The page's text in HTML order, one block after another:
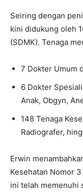
Seiring dengan
kini didukung oleh
(SDMK). Tenaga
7 Dokter Umum
6 Dokter
Anak, Obgyn,
148 Tenaga
Radiografer,
Erwin
Kesehatan Nomor
ini telah memenuhi